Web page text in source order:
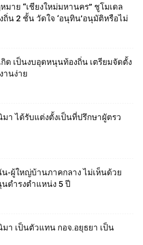
มาย “เชียงใหม่มหานคร” ชูโมเดล
ถิ่น 2 ชั้น วัดใจ ‘อนุทิน’อนุมัติหรือไม่
ด เป็นงบอุดหนุนท้องถิ่น เตรียมจัดตั้ง
านง่าย
า ได้รับแต่งตั้งเป็นที่ปรึกษาผูัตรว
-ผู้ใหญ่บ้านภาคกลาง ไม่เห็นด้วย
ดำรงตำแหน่ง 5 ปี
า เป็นตัวแทน กอจ.อยุธยา เป็น